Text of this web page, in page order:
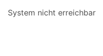
System nicht erreichbar